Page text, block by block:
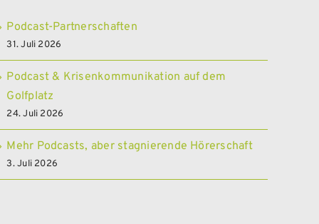
Podcast-Partnerschaften
31. Juli 2026
Podcast & Krisenkommunikation auf dem
Golfplatz
24. Juli 2026
Mehr Podcasts, aber stagnierende Hörerschaft
3. Juli 2026